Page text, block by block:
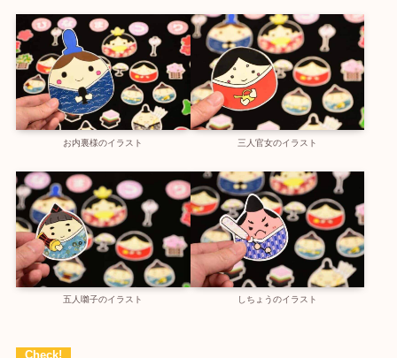
お内裏様のイラスト 三人官女のイラスト
五人囃子のイラスト しちょうのイラスト